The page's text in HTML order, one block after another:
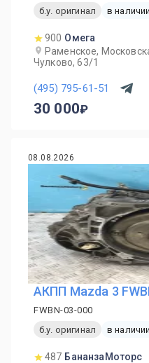
б.у. оригинал
в наличии
900 Омега
Раменское,
Чулково, 63/1
(495) 795-61-51
30 000
08.08.2026
АКПП Mazda 3
FWBN-03-000
б.у. оригинал
в наличии
487 БананзаМоторс